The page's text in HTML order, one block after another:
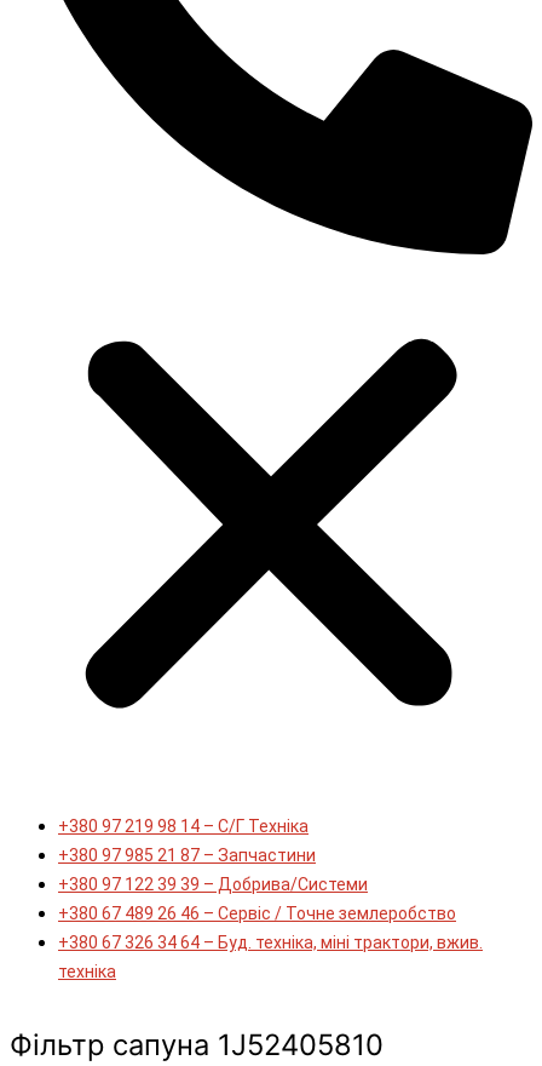
+380 97 219 98 14 – С/Г Техніка
+380 97 985 21 87 – Запчастини
+380 97 122 39 39 – Добрива/Cистеми
+380 67 489 26 46 – Сервіс / Точне землеробство
+380 67 326 34 64 – Буд. техніка, міні трактори, вжив.
техніка
Фільтр сапуна 1J52405810